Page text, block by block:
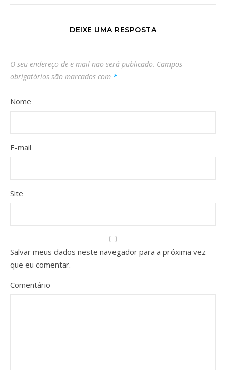
DEIXE UMA RESPOSTA
O seu endereço de e-mail não será publicado. Campos
obrigatórios são marcados com *
Nome
E-mail
Site
Salvar meus dados neste navegador para a próxima vez
que eu comentar.
Comentário